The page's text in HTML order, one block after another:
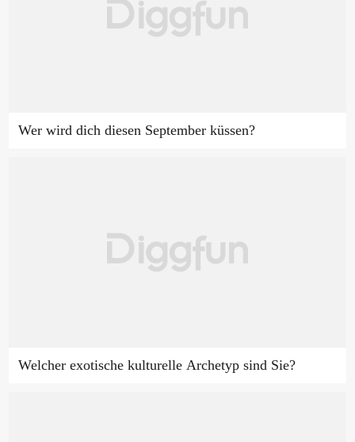
Wer wird dich diesen September küssen?
Welcher exotische kulturelle Archetyp sind Sie?